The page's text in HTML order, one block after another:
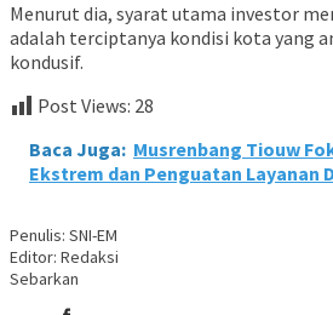
Menurut dia, syarat utama investor
adalah terciptanya kondisi kota yang
kondusif.
Post Views: 28
Baca Juga: Musrenbang Tiouw
Ekstrem dan Penguatan Layanan
Penulis: SNI-EM
Editor: Redaksi
Sebarkan